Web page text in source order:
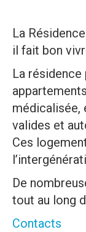
La
il fait bon
La
médicalisée,
valides et
Ces
De
tout au long
Contacts